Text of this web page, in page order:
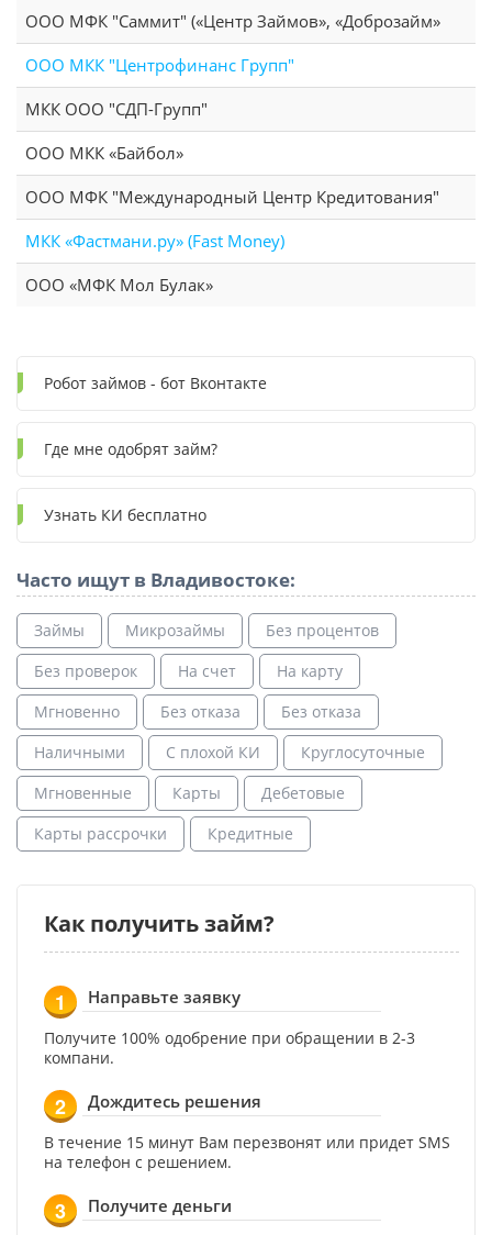
ООО МФК "Саммит" («Центр Займов», «Доброзайм»
ООО МКК "Центрофинанс Групп"
МКК ООО "СДП-Групп"
ООО МКК «Байбол»
ООО МФК "Международный Центр Кредитования"
МКК «Фастмани.ру» (Fast Money)
ООО «МФК Мол Булак»
Робот займов - бот Вконтакте
Где мне одобрят займ?
Узнать КИ бесплатно
Часто ищут в Владивостоке:
Займы Микрозаймы
Без процентов
Без проверок
На счет
На карту
Мгновенно
Без отказа
Без отказа
Наличными
С плохой КИ
Круглосуточные
Мгновенные
Карты
Дебетовые
Карты рассрочки
Кредитные
Как получить займ?
1 Направьте заявку
Получите 100% одобрение при обращении в 2-3
компани.
2 Дождитесь решения
В течение 15 минут Вам перезвонят или придет SMS
на телефон с решением.
3 Получите деньги